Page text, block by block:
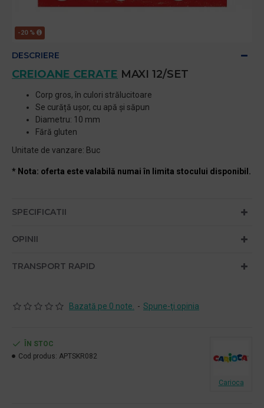
-20 %
DESCRIERE
CREIOANE CERATE MAXI 12/SET
Corp gros, în culori strălucitoare
Se curăță ușor, cu apă și săpun
Diametru: 10 mm
Fără gluten
Unitate de vanzare: Buc
* Nota: oferta este valabilă numai în limita stocului disponibil.
SPECIFICATII
OPINII
TRANSPORT RAPID
Bazată pe 0 note. - Spune-ţi opinia
ÎN STOC
Cod produs: APTSKR082
Carioca